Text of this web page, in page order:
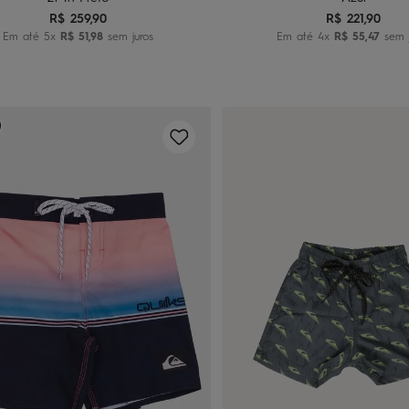
R$ 259,90
Em até5x R$ 51,98 sem juros
R$ 221,90
Em até4x R$ 55,47 sem